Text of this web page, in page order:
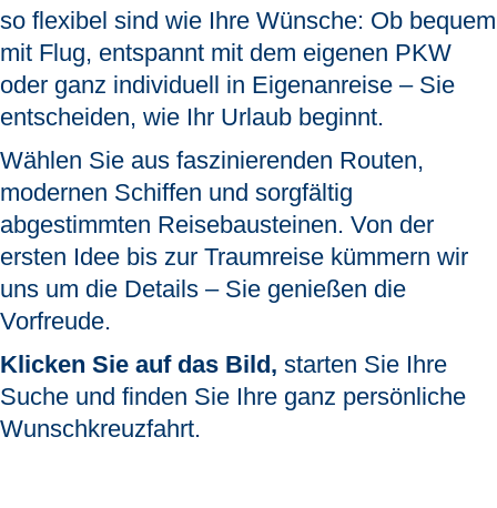
so flexibel sind wie Ihre Wünsche: Ob bequem
mit Flug, entspannt mit dem eigenen PKW
oder ganz individuell in Eigenanreise – Sie
entscheiden, wie Ihr Urlaub beginnt.
Wählen Sie aus faszinierenden Routen,
modernen Schiffen und sorgfältig
abgestimmten Reisebausteinen. Von der
ersten Idee bis zur Traumreise kümmern wir
uns um die Details – Sie genießen die
Vorfreude.
Klicken Sie auf das Bild, starten Sie Ihre
Suche und finden Sie Ihre ganz persönliche
Wunschkreuzfahrt.